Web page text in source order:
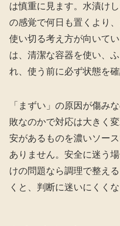
は慎重に見ます。水漬け
の感覚で何日も置くより
使い切る考え方が向いて
は、清潔な容器を使い、
れ、使う前に必ず状態を確
「まずい」の原因が傷み
敗なのかで対応は大きく
安があるものを濃いソー
ありません。安全に迷う
けの問題なら調理で整え
くと、判断に迷いにくくな